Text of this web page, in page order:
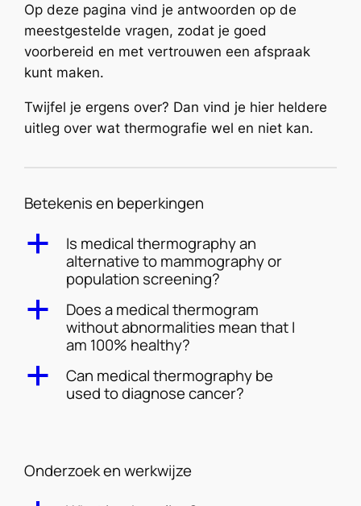
Op deze pagina vind je antwoorden op de
meestgestelde vragen, zodat je goed
voorbereid en met vertrouwen een afspraak
kunt maken.
Twijfel je ergens over? Dan vind je hier heldere
uitleg over wat thermografie wel en niet kan.
Betekenis en beperkingen
a
Is medical thermography an
alternative to mammography or
population screening?
a
Does a medical thermogram
without abnormalities mean that I
am 100% healthy?
a
Can medical thermography be
used to diagnose cancer?
Onderzoek en werkwijze